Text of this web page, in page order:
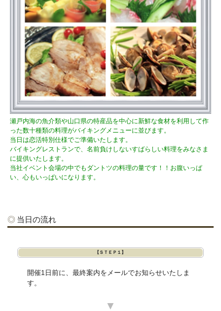
瀬戸内海の魚介類や山口県の特産品を中心に新鮮な食材を利用して作
った数十種類の料理がバイキングメニューに並びます。
当日は恋活特別仕様でご準備いたします。
バイキングレストランで、名前負けしないすばらしい料理をみなさま
に提供いたします。
当社イベント会場の中でもダントツの料理の量です！！お腹いっぱ
い、心もいっぱいになります。
当日の流れ
【ＳＴＥＰ１】
開催1日前に、最終案内をメールでお知らせいたしま
す。
▼